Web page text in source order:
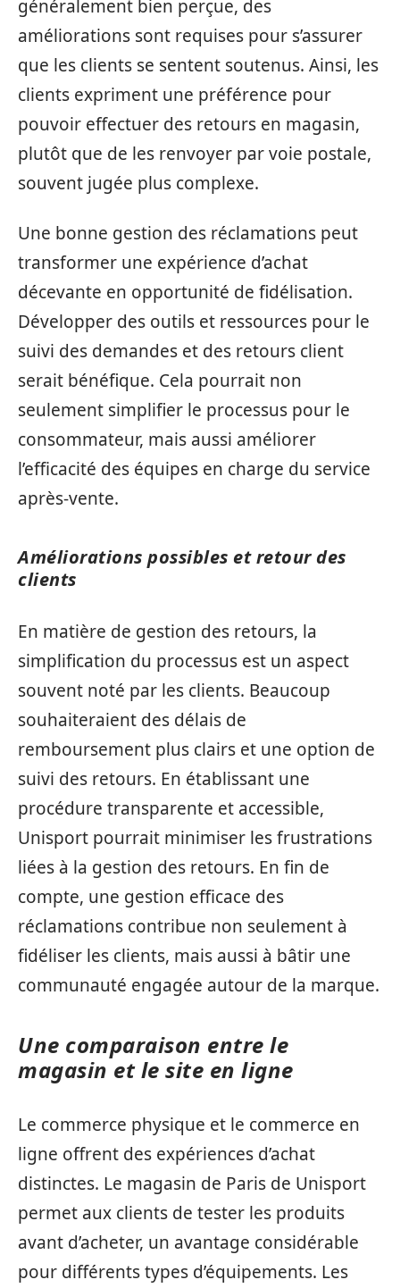
généralement bien perçue, des
améliorations sont requises pour s’assurer
que les clients se sentent soutenus. Ainsi, les
clients expriment une préférence pour
pouvoir effectuer des retours en magasin,
plutôt que de les renvoyer par voie postale,
souvent jugée plus complexe.
Une bonne gestion des réclamations peut
transformer une expérience d’achat
décevante en opportunité de fidélisation.
Développer des outils et ressources pour le
suivi des demandes et des retours client
serait bénéfique. Cela pourrait non
seulement simplifier le processus pour le
consommateur, mais aussi améliorer
l’efficacité des équipes en charge du service
après-vente.
Améliorations possibles et retour des
clients
En matière de gestion des retours, la
simplification du processus est un aspect
souvent noté par les clients. Beaucoup
souhaiteraient des délais de
remboursement plus clairs et une option de
suivi des retours. En établissant une
procédure transparente et accessible,
Unisport pourrait minimiser les frustrations
liées à la gestion des retours. En fin de
compte, une gestion efficace des
réclamations contribue non seulement à
fidéliser les clients, mais aussi à bâtir une
communauté engagée autour de la marque.
Une comparaison entre le
magasin et le site en ligne
Le commerce physique et le commerce en
ligne offrent des expériences d’achat
distinctes. Le magasin de Paris de Unisport
permet aux clients de tester les produits
avant d’acheter, un avantage considérable
pour différents types d’équipements. Les